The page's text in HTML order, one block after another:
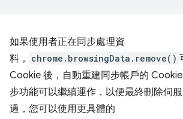
如果使用者正在同步處理資
料，
chrome.browsingData.remove()
Cookie 後，自動重建同步帳戶的
步功能可以繼續運作，以便最終刪除伺
過，您可以使用更具體的